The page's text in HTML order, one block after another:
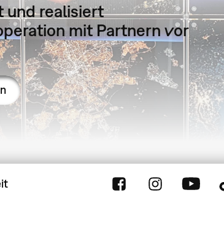
und realisiert
mit Partnern vor